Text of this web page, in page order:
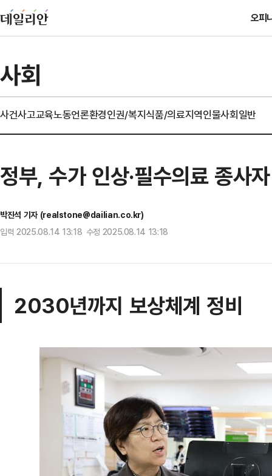
오피
사회
사건사고교육노동언론환경인권/복지식품/의료지역인물사회일반
정부, 수가 인상·필수의료 종사
박진석 기자 (realstone@dailian.co.kr)
입력 2025.08.14 13:18 수정 2025.08.14 13:18
2030년까지 보상체계 정비